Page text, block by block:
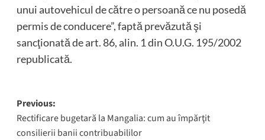
unui autovehicul de către o persoană ce nu posedă
permis de conducere”, faptă prevăzută şi
sancţionată de art. 86, alin. 1 din O.U.G. 195/2002
republicată.
Post
navigation
Previous:
Rectificare bugetară la Mangalia: cum au împărţit
consilierii banii contribuabililor